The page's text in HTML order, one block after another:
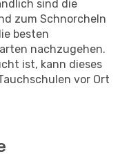
sind die
zum Schnorcheln
besten
nachzugehen.
ist, kann dieses
vor Ort